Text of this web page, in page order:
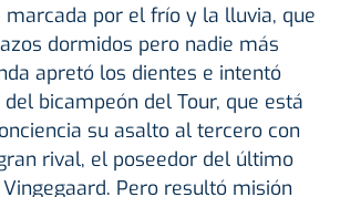
marcada por el frío y la lluvia, que
dormidos pero nadie más
apretó los dientes e intentó
bicampeón del Tour, que está
su asalto al tercero con
rival, el poseedor del último
Pero resultó misión